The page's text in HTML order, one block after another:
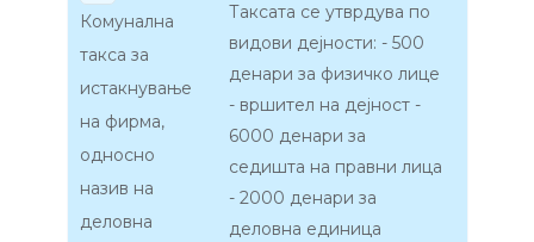
Комунална
такса за
истакнување
на фирма,
односно
назив на
деловна
Таксата се утврдува по
видови дејности: - 500
денари за физичко лице
- вршител на дејност -
6000 денари за
седишта на правни лица
- 2000 денари за
деловна единица